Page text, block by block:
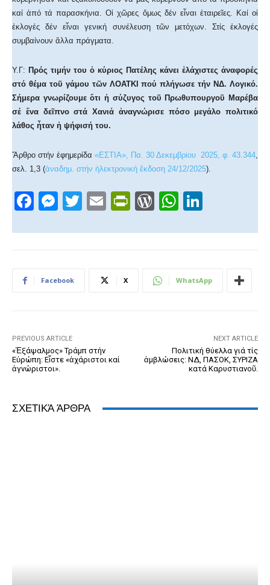
καί ἀπό τά παρασκήνια. Οἱ χῶρες ὅμως δέν εἶναι ἑταιρεῖες. Καί οἱ
ἐκλογές δέν εἶναι γενική συνέλευση τῶν μετόχων. Στίς ἐκλογές
συμβαίνουν ἄλλα πράγματα.
Υ.Γ: Πρός τιμήν του ὁ κύριος Πατέλης κάνει ἐλάχιστες ἀναφορές
στό θέμα τοῦ γάμου τῶν ΛΟΑΤΚΙ πού πλήγωσε τήν ΝΔ. Λογικό.
Σήμερα γνωρίζουμε ὅτι ἡ σύζυγος τοῦ Πρωθυπουργοῦ Μαρέβα
σέ ἕνα δεῖπνο στά Χανιά ἀναγνώρισε πόσο μεγάλο πολιτικό
λάθος ἦταν ἡ ψήφισή του.
Ἄρθρο στήν ἐφημερίδα «ΕΣΤΙΑ», Πα. 30 Δεκεμβρίου 2025, φ. 43.344,
σελ. 1,3 (ἀναδημ. στήν ἠλεκτρονική ἔκδοση 24/12/2025).
F
c
b
k
M
ss
n
T
tt
E
ail
Pr
tF
W
d
e
W
at
A
k
dI
Facebook X WhatsApp
PREVIOUS ARTICLE
«Ἑξάψαλμος» Τράμπ στήν
Εὐρώπη: Εἶστε «ἀχάριστοι καί
ἀγνώριστοι».
NEXT ARTICLE
Πολιτική θύελλα γιά τίς
ἀμβλώσεις: ΝΔ, ΠΑΣΟΚ, ΣΥΡΙΖΑ
κατά Καρυστιανοῦ.
ΣΧΕΤΙΚΆ ΆΡΘΡΑ